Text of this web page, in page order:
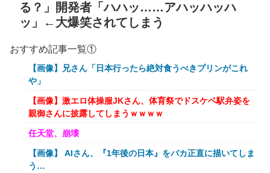
る？」開発者「ハハッ……アハッハッハ
ッ」←大爆笑されてしまう
おすすめ記事一覧①
【画像】兄さん「日本行ったら絶対食うべきプリンがこれ
や」
【画像】激エロ体操服JKさん、体育祭でドスケベ駅弁姿を
親御さんに披露してしまうｗｗｗｗ
任天堂、崩壊
【画像】 AIさん、『1年後の日本』をバカ正直に描いてしま
う…